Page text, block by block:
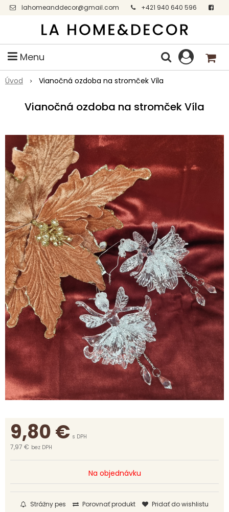
lahomeanddecor@gmail.com
+421 940 640 596
Facebook
Menu
Úvod Vianočná ozdoba na stromček Víla
Vianočná ozdoba na stromček Víla
9,80€ s DPH
7,97 € bez DPH
Na objednávku
Strážny pes Porovnať produkt Pridať do wishlistu